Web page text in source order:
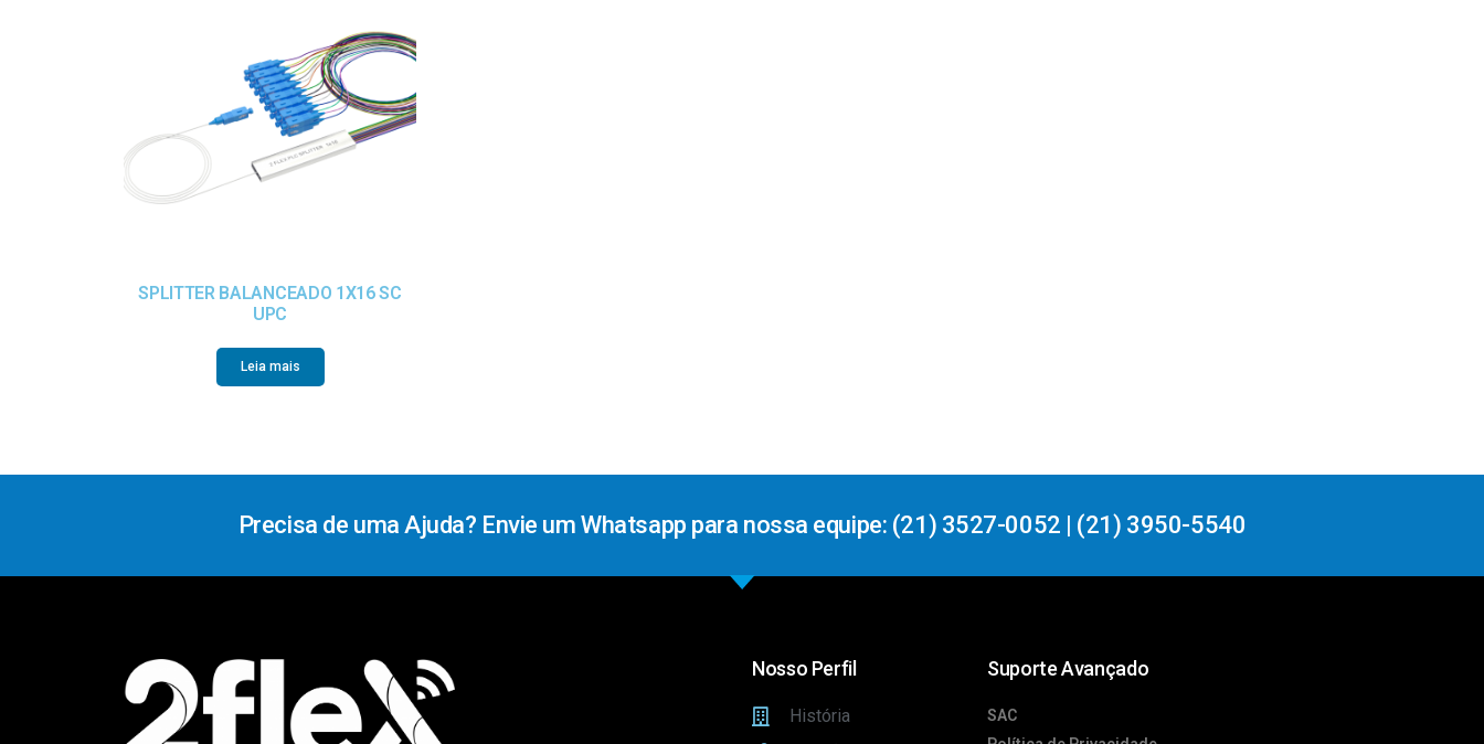
SPLITTER BALANCEADO 1X16 SC
UPC
Leia mais
Precisa de uma Ajuda? Envie um Whatsapp para nossa equipe: (21) 3527-0052 | (21) 3950-5540
Nosso Perfil
História
Suporte Avançado
SAC